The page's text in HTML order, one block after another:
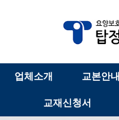
업체소개 교본안내
교재신청서